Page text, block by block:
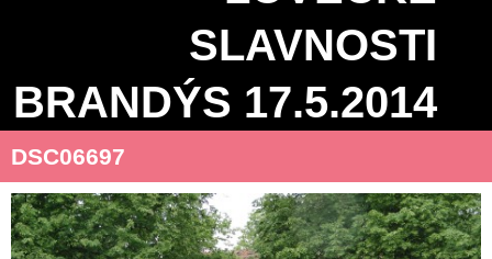
SLAVNOSTI
BRANDÝS 17.5.2014
DSC06697